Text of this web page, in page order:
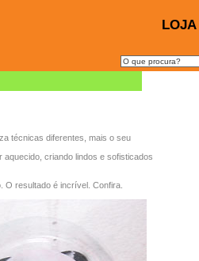
LOJA
técnicas diferentes, mais o seu
aquecido, criando lindos e sofisticados
resultado é incrível. Confira.